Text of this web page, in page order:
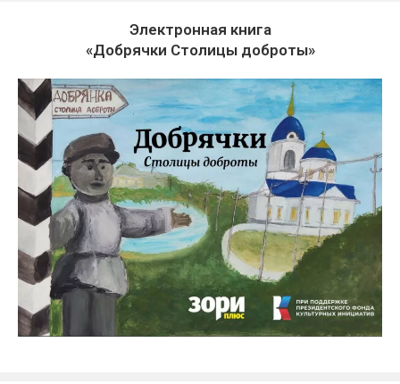
Электронная книга
«Добрячки Столицы доброты»